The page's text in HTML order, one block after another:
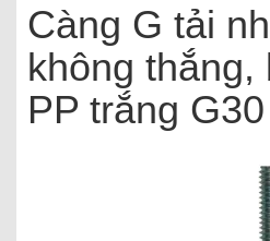
Càng G tải
không thắng,
PP trắng G30